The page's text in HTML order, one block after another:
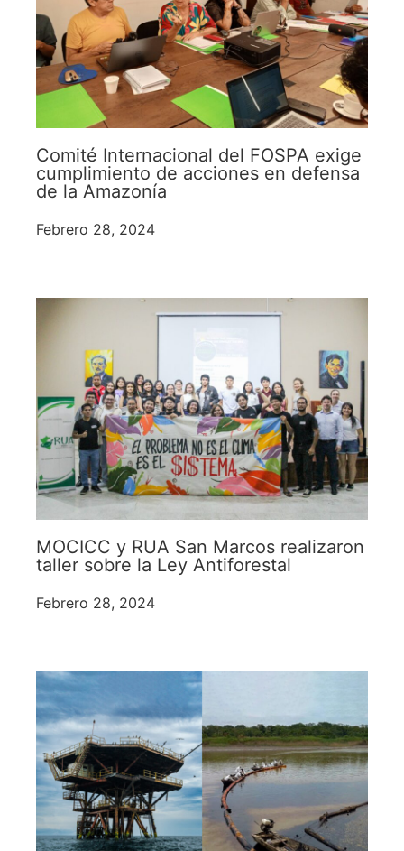
Comité Internacional del FOSPA exige
cumplimiento de acciones en defensa
de la Amazonía
Febrero 28, 2024
MOCICC y RUA San Marcos realizaron
taller sobre la Ley Antiforestal
Febrero 28, 2024